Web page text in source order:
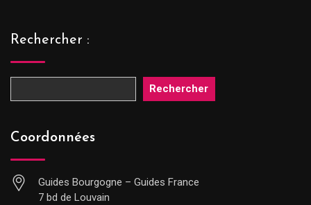
Rechercher :
Rechercher
Coordonnées
Guides Bourgogne – Guides France
7 bd de Louvain